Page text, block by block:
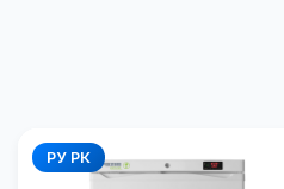
РУ РК